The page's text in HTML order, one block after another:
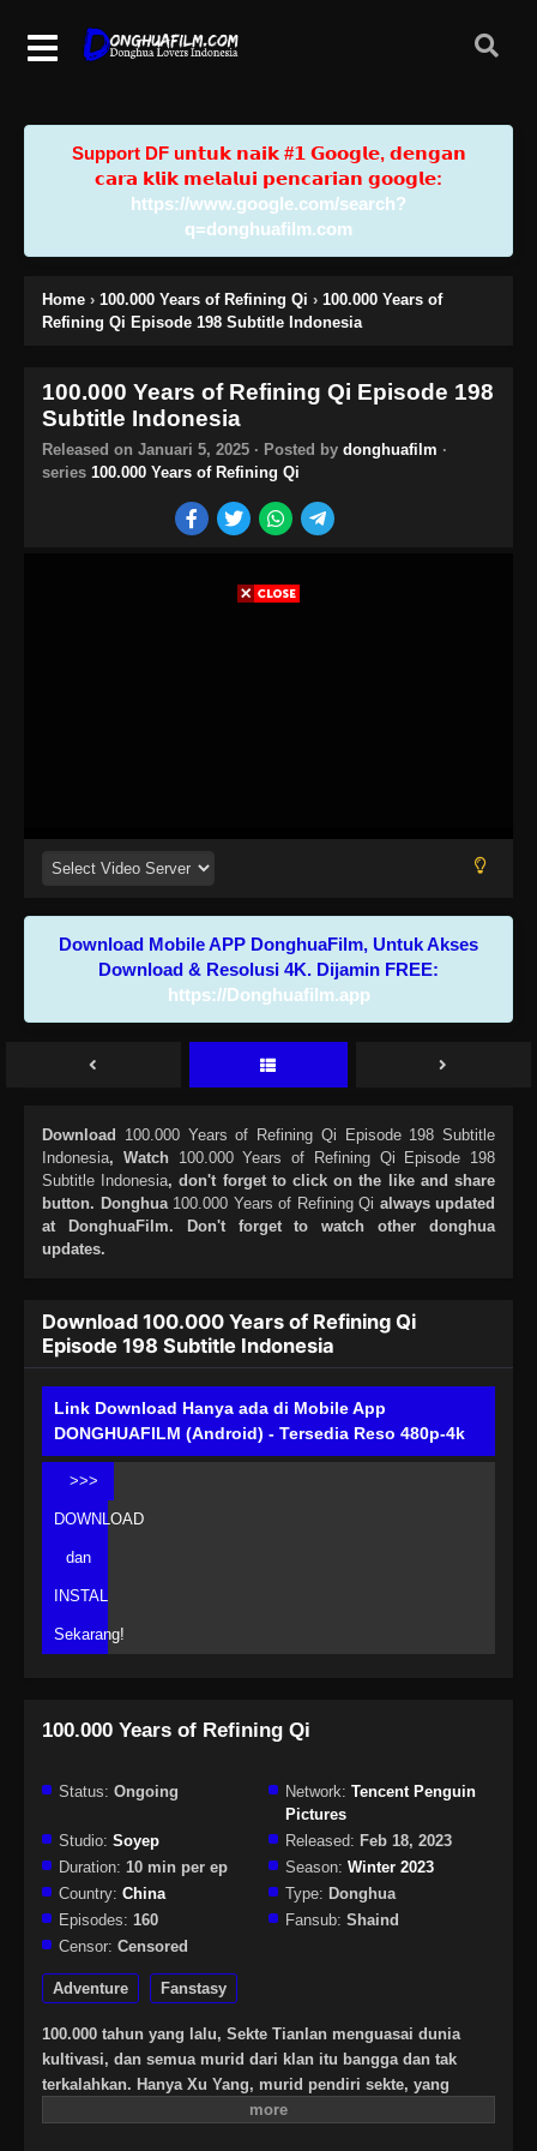
Support DF u𝗻𝘁𝘂𝗸 𝗻𝗮𝗶𝗸 #𝟭 𝗚𝗼𝗼𝗴𝗹𝗲, 𝗱𝗲𝗻𝗴𝗮𝗻
𝗰𝗮𝗿𝗮 𝗸𝗹𝗶𝗸 𝗺𝗲𝗹𝗮𝗹𝘂𝗶 𝗽𝗲𝗻𝗰𝗮𝗿𝗶𝗮𝗻 𝗴𝗼𝗼𝗴𝗹𝗲:
https://www.google.com/search?
q=donghuafilm.com
Home › 100.000 Years of Refining Qi › 100.000 Years of
Refining Qi Episode 198 Subtitle Indonesia
100.000 Years of Refining Qi Episode 198
Subtitle Indonesia
Released on Januari 5, 2025 · Posted by donghuafilm ·
series 100.000 Years of Refining Qi
Download Mobile APP DonghuaFilm, Untuk Akses
Download & Resolusi 4K. Dijamin FREE:
https://Donghuafilm.app
Download 100.000 Years of Refining Qi Episode 198 Subtitle
Indonesia, Watch 100.000 Years of Refining Qi Episode 198
Subtitle Indonesia, don't forget to click on the like and share
button. Donghua 100.000 Years of Refining Qi always updated
at DonghuaFilm. Don't forget to watch other donghua
updates.
Download 100.000 Years of Refining Qi
Episode 198 Subtitle Indonesia
Link Download Hanya ada di Mobile App
DONGHUAFILM (Android) - Tersedia Reso 480p-4k
>>>
DOWNLOAD
dan
INSTAL
Sekarang!
100.000 Years of Refining Qi
Status: Ongoing Network: Tencent Penguin
Pictures
Studio: Soyep Released: Feb 18, 2023
Duration: 10 min per ep Season: Winter 2023
Country: China Type: Donghua
Episodes: 160 Fansub: Shaind
Censor: Censored
Adventure Fanstasy
100.000 tahun yang lalu, Sekte Tianlan menguasai dunia
kultivasi, dan semua murid dari klan itu bangga dan tak
terkalahkan. Hanya Xu Yang, murid pendiri sekte, yang
berada pada tahap pemurnian Qi, untuk menerobos dan naik